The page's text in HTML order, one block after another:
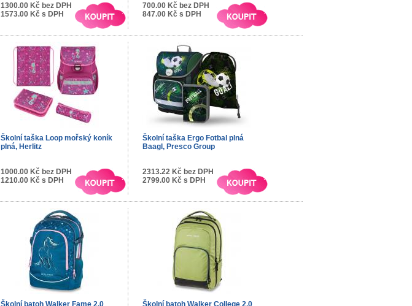
1300.00 Kč bez DPH
1573.00 Kč s DPH
700.00 Kč bez DPH
847.00 Kč s DPH
Školní taška Loop mořský koník
plná, Herlitz
1000.00 Kč bez DPH
1210.00 Kč s DPH
Školní taška Ergo Fotbal plná
Baagl, Presco Group
2313.22 Kč bez DPH
2799.00 Kč s DPH
Školní batoh Walker Fame 2.0 Školní batoh Walker College 2.0